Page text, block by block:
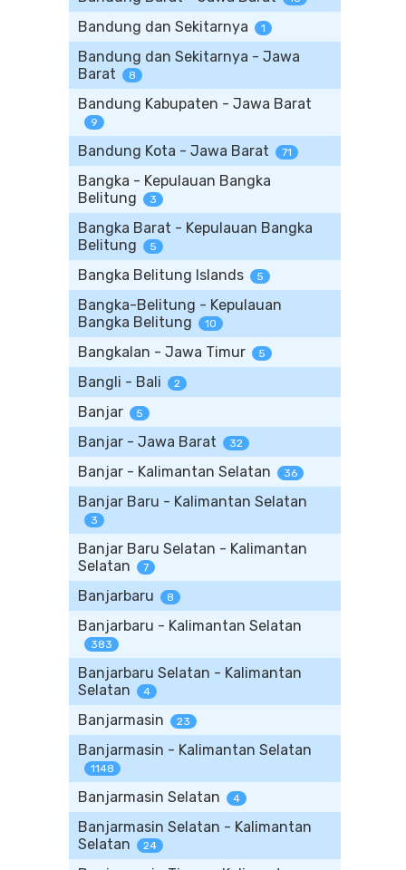
Bandung dan Sekitarnya 1
Bandung dan Sekitarnya - Jawa
Barat
8
Bandung Kabupaten - Jawa Barat
9
Bandung Kota - Jawa Barat 71
Bangka - Kepulauan Bangka
Belitung
3
Bangka Barat - Kepulauan Bangka
Belitung
5
Bangka Belitung Islands 5
Bangka-Belitung - Kepulauan
Bangka Belitung
10
Bangkalan - Jawa Timur 5
Bangli - Bali 2
Banjar 5
Banjar - Jawa Barat 32
Banjar - Kalimantan Selatan 36
Banjar Baru - Kalimantan Selatan
3
Banjar Baru Selatan - Kalimantan
Selatan
7
Banjarbaru 8
Banjarbaru - Kalimantan Selatan
383
Banjarbaru Selatan - Kalimantan
Selatan
4
Banjarmasin 23
Banjarmasin - Kalimantan Selatan
1148
Banjarmasin Selatan 4
Banjarmasin Selatan - Kalimantan
Selatan
24